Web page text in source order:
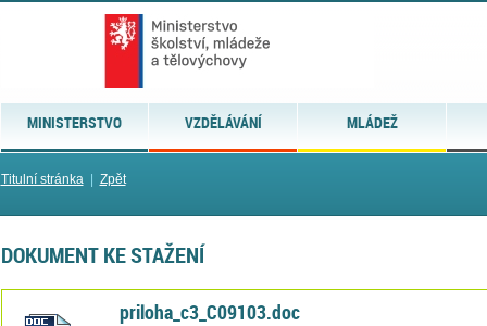
MINISTERSTVO VZDĚLÁVÁNÍ MLÁDEŽ
Titulní stránka| Zpět
DOKUMENT KE STAŽENÍ
priloha_c3_C09103.doc